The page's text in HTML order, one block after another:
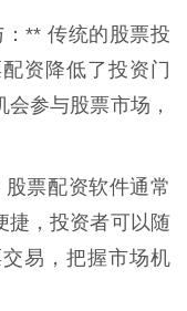
** 传统的股票投
资降低了投资门
参与股票市场，
票配资软件通常
捷，投资者可以随
易，把握市场机